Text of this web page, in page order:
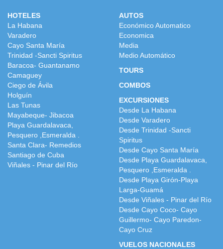
HOTELES
La Habana
Varadero
Cayo Santa María
Trinidad -Sancti Spiritus
Baracoa- Guantanamo
Camaguey
Ciego de Ávila
Holguín
Las Tunas
Mayabeque- Jibacoa
Playa Guardalavaca,
Pesquero ,Esmeralda .
Santa Clara- Remedios
Santiago de Cuba
Viñales - Pinar del Río
AUTOS
Económico Automatico
Economica
Media
Medio Automático
TOURS
COMBOS
EXCURSIONES
Desde La Habana
Desde Varadero
Desde Trinidad -Sancti
Spiritus
Desde Cayo Santa María
Desde Playa Guardalavaca,
Pesquero ,Esmeralda .
Desde Playa Girón-Playa
Larga-Guamá
Desde Viñales - Pinar del Río
Desde Cayo Coco- Cayo
Guillermo- Cayo Paredon-
Cayo Cruz
VUELOS NACIONALES